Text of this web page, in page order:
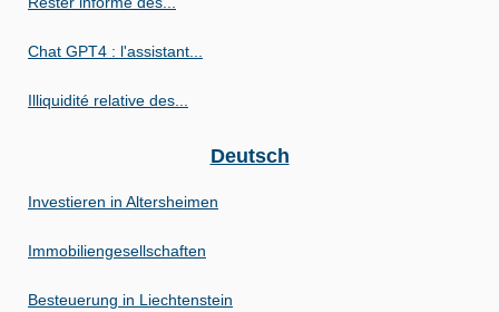
Chat GPT4 : l'assistant...
Illiquidité relative des...
Deutsch
Investieren in Altersheimen
Immobiliengesellschaften
Besteuerung in Liechtenstein